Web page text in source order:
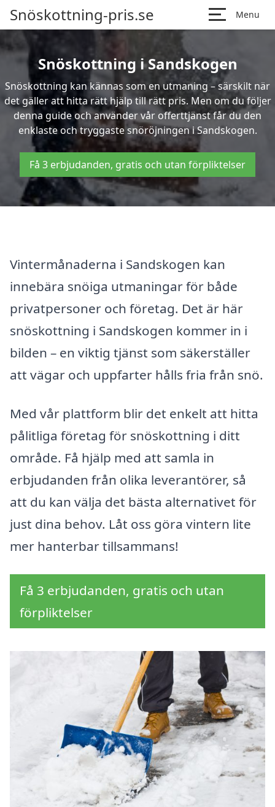
Snöskottning-pris.se Menu
Snöskottning i Sandskogen
Snöskottning kan kännas som en utmaning – särskilt när
det gäller att hitta rätt hjälp till rätt pris. Men om du följer
denna guide och använder vår offerttjänst får du den
enklaste och tryggaste snöröjningen i Sandskogen.
Få 3 erbjudanden, gratis och utan förpliktelser
Vintermånaderna i Sandskogen kan
innebära snöiga utmaningar för både
privatpersoner och företag. Det är här
snöskottning i Sandskogen kommer in i
bilden – en viktig tjänst som säkerställer
att vägar och uppfarter hålls fria från snö.
Med vår plattform blir det enkelt att hitta
pålitliga företag för snöskottning i ditt
område. Få hjälp med att samla in
erbjudanden från olika leverantörer, så
att du kan välja det bästa alternativet för
just dina behov. Låt oss göra vintern lite
mer hanterbar tillsammans!
Få 3 erbjudanden, gratis och utan
förpliktelser